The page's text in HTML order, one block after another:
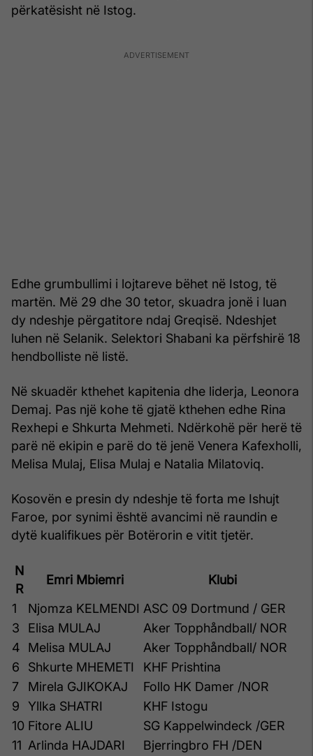
përkatësisht në Istog.
Edhe grumbullimi i lojtareve bëhet në Istog, të
martën. Më 29 dhe 30 tetor, skuadra jonë i luan
dy ndeshje përgatitore ndaj Greqisë. Ndeshjet
luhen në Selanik. Selektori Shabani ka përfshirë 18
hendbolliste në listë.
Në skuadër kthehet kapitenia dhe liderja, Leonora
Demaj. Pas një kohe të gjatë kthehen edhe Rina
Rexhepi e Shkurta Mehmeti. Ndërkohë për herë të
parë në ekipin e parë do të jenë Venera Kafexholli,
Melisa Mulaj, Elisa Mulaj e Natalia Milatoviq.
Kosovën e presin dy ndeshje të forta me Ishujt
Faroe, por synimi është avancimi në raundin e
dytë kualifikues për Botërorin e vitit tjetër.
N
R
Emri Mbiemri
Klubi
1
Njomza KELMENDI ASC 09 Dortmund / GER
3
Elisa MULAJ
Aker Topphåndball/ NOR
4
Melisa MULAJ
Aker Topphåndball/ NOR
6
Shkurte MHEMETI
KHF Prishtina
7
Mirela GJIKOKAJ
Follo HK Damer /NOR
9
Yllka SHATRI
KHF Istogu
10 Fitore ALIU
SG Kappelwindeck /GER
11 Arlinda HAJDARI
Bjerringbro FH /DEN